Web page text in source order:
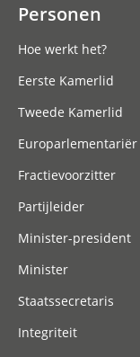
Personen
Hoe werkt het?
Eerste Kamerlid
Tweede Kamerlid
Europarlementariër
Fractievoorzitter
Partijleider
Minister-president
Minister
Staatssecretaris
Integriteit